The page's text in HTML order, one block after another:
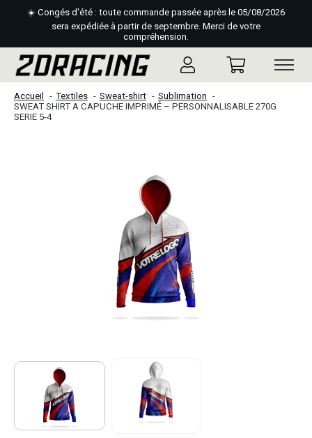
☀️ Congés d'été : toute commande passée après le 05/08/2026
sera expédiée à partir de septembre. Merci de votre
compréhension.
Accueil Textiles Sweat-shirt
Sublimation
SWEAT SHIRT A CAPUCHE IMPRIMÉ – PERSONNALISABLE 270G
SERIE 5-4